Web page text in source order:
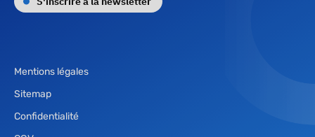
Mentions légales
Sitemap
Confidentialité